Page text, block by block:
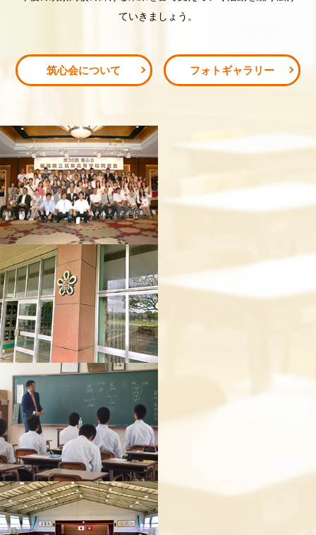
ていきましょう。
筑心会について フォトギャラリー